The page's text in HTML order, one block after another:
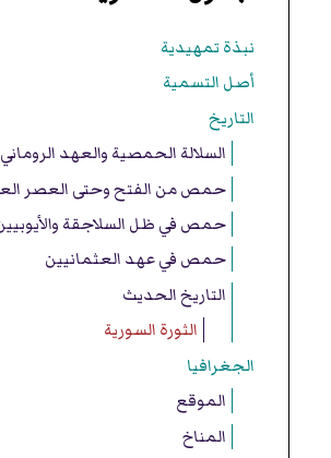
نبذة تمهيدية
أصل التسمية
التاريخ
السلالة الحمصية والعهد الروماني
حمص من الفتح وحتى العصر
حمص في ظل السلاجقة
حمص في عهد العثمانيين
التاريخ الحديث
الثورة السورية
الجغرافيا
الموقع
المناخ